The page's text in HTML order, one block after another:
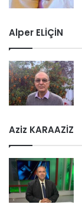
Alper ELİÇİN
Aziz KARAAZİZ